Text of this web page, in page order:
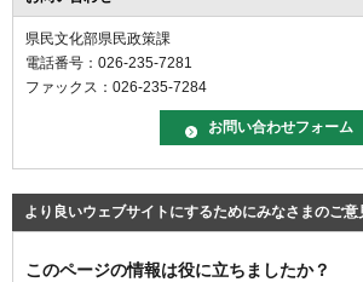
県民文化部県民政策課
電話番号：026-235-7281
ファックス：026-235-7284
より良いウェブサイトにするためにみなさまのご
このページの情報は役に立ちましたか？